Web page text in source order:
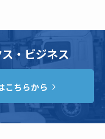
・ビジネス
こちらから